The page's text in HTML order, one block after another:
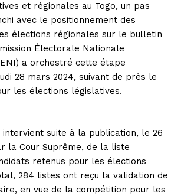
et régionales au Togo, un pas
avec le positionnement des
élections régionales sur le bulletin
Électorale Nationale
a orchestré cette étape
28 mars 2024, suivant de près le
les élections législatives.
intervient suite à la publication, le 26
la Cour Suprême, de la liste
retenus pour les élections
284 listes ont reçu la validation de
en vue de la compétition pour les